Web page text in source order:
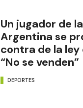
Un jugador de
Argentina se
contra de la ley
“No se venden”
DEPORTES